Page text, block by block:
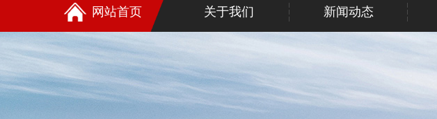
网站首页 关于我们 新闻动态